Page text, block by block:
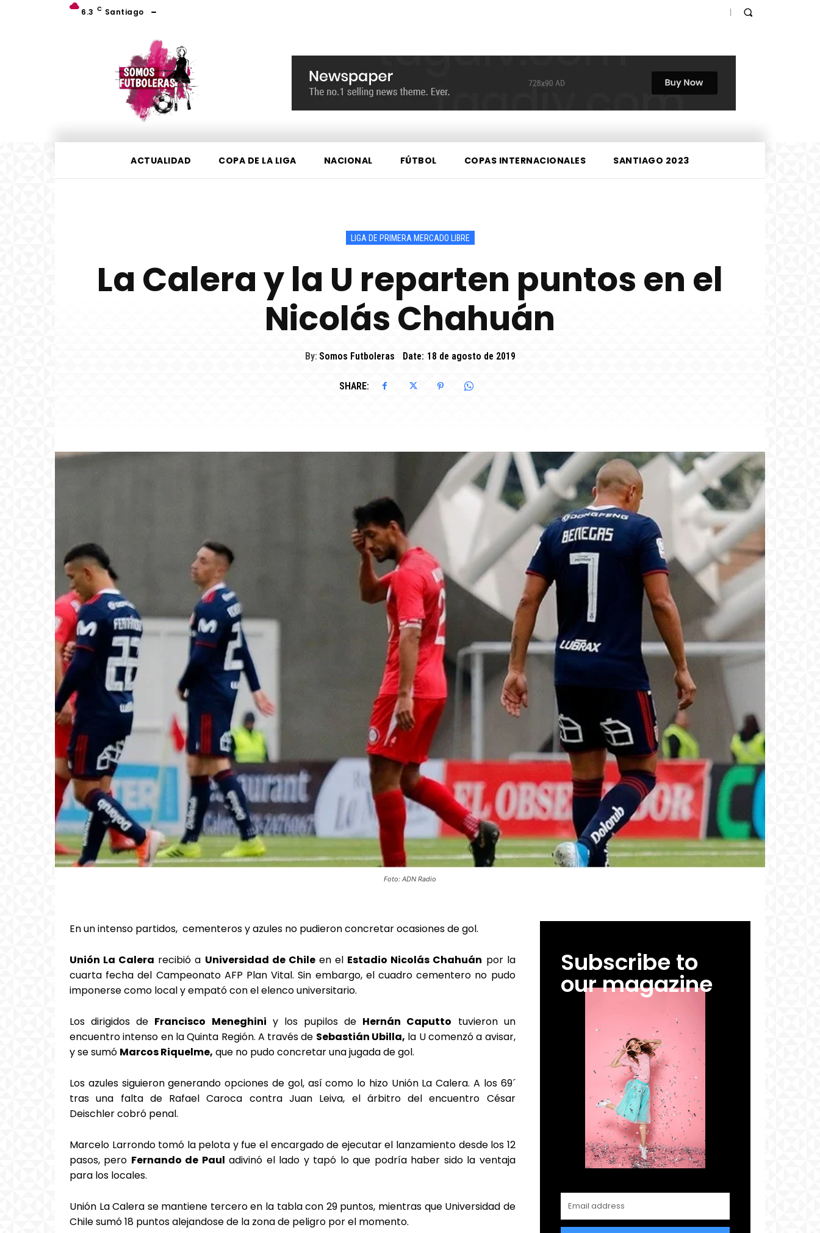
6.3 C Santiago
ACTUALIDAD COPA DE LA LIGA NACIONAL FÚTBOL COPAS INTERNACIONALES SANTIAGO 2023
LIGA DE PRIMERA MERCADO LIBRE
La Calera y la U reparten puntos en el
Nicolás Chahuán
By: Somos Futboleras Date: 18 de agosto de 2019
SHARE:
Foto: ADN Radio
En un intenso partidos, cementeros y azules no pudieron concretar ocasiones de gol.
Unión La Calera recibió a Universidad de Chileen el Estadio Nicolás Chahuán por la
cuarta fecha del Campeonato AFP Plan Vital. Sin embargo, el cuadro cementero no pudo
imponerse como local y empató con el elenco universitario.
Los dirigidos de Francisco Meneghini y los pupilos de Hernán Caputto tuvieron un
encuentro intenso en la Quinta Región. A través de Sebastián Ubilla, la U comenzó a avisar,
y se sumó Marcos Riquelme, que no pudo concretar una jugada de gol.
Los azules siguieron generando opciones de gol, así como lo hizo Unión La Calera. A los 69´
tras una falta de Rafael Caroca contra Juan Leiva, el árbitro del encuentro César
Deischler cobró penal.
Marcelo Larrondo tomó la pelota y fue el encargado de ejecutar el lanzamiento desde los 12
pasos, pero Fernando de Paul adivinó el lado y tapó lo que podría haber sido la ventaja
para los locales.
Unión La Calera se mantiene tercero en la tabla con 29 puntos, mientras que Universidad de
Chile sumó 18 puntos alejandose de la zona de peligro por el momento.
Subscribe to
our magazine